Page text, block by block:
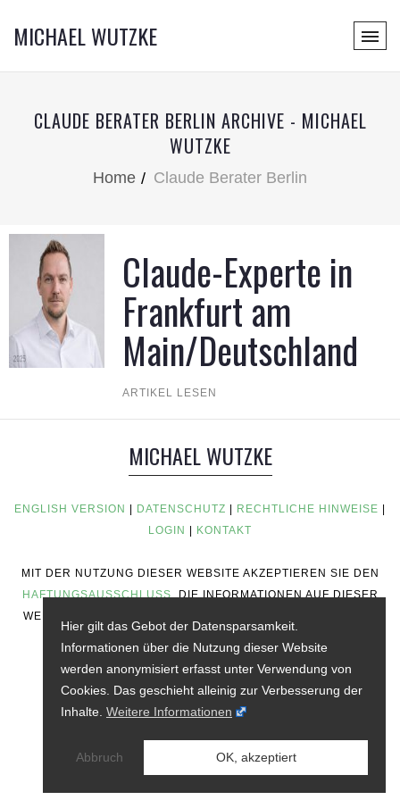
MICHAEL WUTZKE
CLAUDE BERATER BERLIN ARCHIVE - MICHAEL
WUTZKE
Home Claude Berater Berlin
Claude-Experte in
Frankfurt am
Main/Deutschland
ARTIKEL LESEN
MICHAEL WUTZKE
ENGLISH VERSION DATENSCHUTZ RECHTLICHE HINWEISE
LOGIN
KONTAKT
MIT DER NUTZUNG DIESER WEBSITE AKZEPTIEREN SIE DEN
HAFTUNGSAUSSCHLUSS. DIE INFORMATIONEN AUF DIESER
WEBSITE STELLEN KEINE RATSCHLÄGE ZUM INVESTIEREN,
Hier gilt das Gebot der Datensparsamkeit.
Informationen über die Nutzung dieser Website
werden anonymisiert erfasst unter Verwendung von
Cookies. Das geschieht alleinig zur Verbesserung der
Inhalte. Weitere Informationen
Abbruch OK, akzeptiert